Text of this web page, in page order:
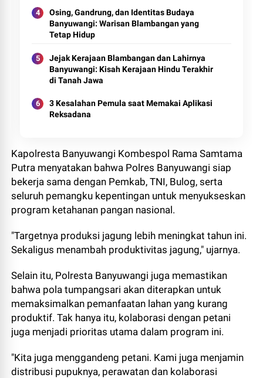
Osing, Gandrung, dan Identitas Budaya
Banyuwangi: Warisan Blambangan yang
Tetap Hidup
Jejak Kerajaan Blambangan dan Lahirnya
Banyuwangi: Kisah Kerajaan Hindu Terakhir
di Tanah Jawa
3 Kesalahan Pemula saat Memakai Aplikasi
Reksadana
Kapolresta Banyuwangi Kombespol Rama Samtama
Putra menyatakan bahwa Polres Banyuwangi siap
bekerja sama dengan Pemkab, TNI, Bulog, serta
seluruh pemangku kepentingan untuk menyukseskan
program ketahanan pangan nasional.
"Targetnya produksi jagung lebih meningkat tahun ini.
Sekaligus menambah produktivitas jagung," ujarnya.
Selain itu, Polresta Banyuwangi juga memastikan
bahwa pola tumpangsari akan diterapkan untuk
memaksimalkan pemanfaatan lahan yang kurang
produktif. Tak hanya itu, kolaborasi dengan petani
juga menjadi prioritas utama dalam program ini.
"Kita juga menggandeng petani. Kami juga menjamin
distribusi pupuknya, perawatan dan kolaborasi